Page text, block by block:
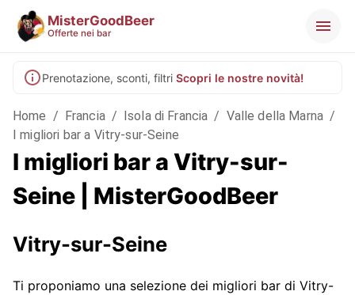
MisterGoodBeer
Offerte nei bar
Prenotazione, sconti, filtri Scopri le nostre novità!
Home / Francia / Isola di Francia / Valle della Marna /
I migliori bar a Vitry-sur-Seine
I migliori bar a Vitry-sur-
Seine | MisterGoodBeer
Vitry-sur-Seine
Ti proponiamo una selezione dei migliori bar di Vitry-